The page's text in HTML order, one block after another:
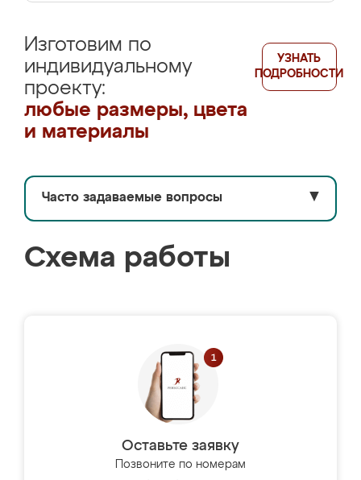
Изготовим по
индивидуальному
проекту:
любые размеры, цвета
и материалы
УЗНАТЬ
ПОДРОБНОСТИ
Часто задаваемые вопросы ▼
Схема работы
Оставьте заявку
Позвоните по номерам